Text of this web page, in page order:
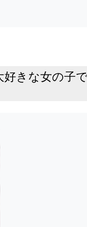
好きな女の子